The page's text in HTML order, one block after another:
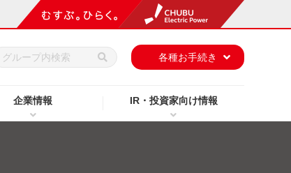
企業情報 IR・投資家向け情報
各種お手続き